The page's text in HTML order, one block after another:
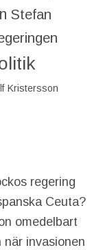
Stefan
Kristersson
regering
Ceuta?
omedelbart
när invasionen